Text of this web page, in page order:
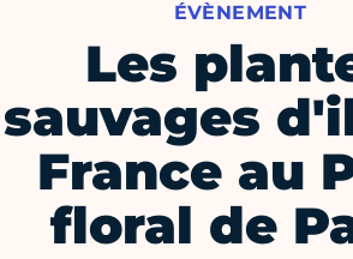
ÉVÈNEMENT
Les
sauvages
France au
floral de